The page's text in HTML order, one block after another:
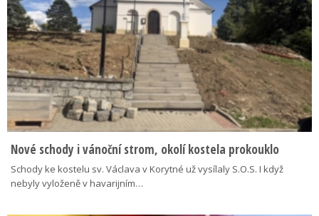
Nové schody i vánoční strom, okolí kostela prokouklo
Schody ke kostelu sv. Václava v Korytné už vysílaly S.O.S. I když
nebyly vyloženě v havarijním…